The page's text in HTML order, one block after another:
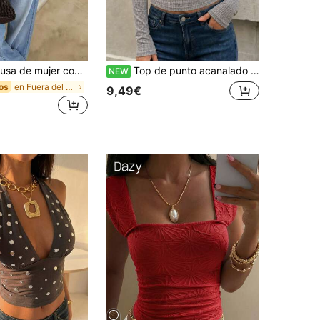
y contraste de color, de tela tejida con volantes y hombros descubiertos, adecuada para la playa y el uso diario, primavera/verano rojo, estilo vacaciones
en Fuera del hombro Tops, blusas y camisetas de mu
NEW Top de punto acanalado con cuello cuadrado, manga larga, patchwork de encaje y cordón, camiseta interior base ajustada y corta
9,49€